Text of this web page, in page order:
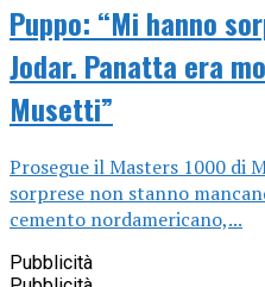
Puppo: “Mi hanno
Jodar. Panatta era
Musetti”
Prosegue il Masters 1000 di
sorprese non stanno
cemento nordamericano,...
Pubblicità